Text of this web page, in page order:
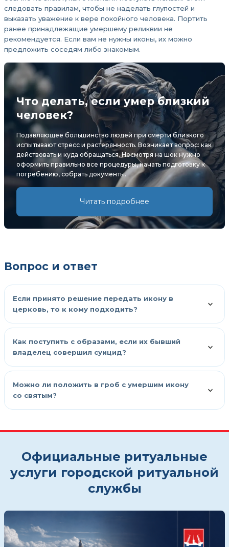
следовать правилам, чтобы не наделать глупостей и
выказать уважение к вере покойного человека. Портить
ранее принадлежащие умершему реликвии не
рекомендуется. Если вам не нужны иконы, их можно
предложить соседям либо знакомым.
Что делать, если умер близкий
человек?
Подавляющее большинство людей при смерти близкого
испытывают стресс и растерянность. Возникает вопрос: как
действовать и куда обращаться. Несмотря на шок нужно
оформить правильно все процедуры, начать подготовку к
погребению, собрать документы.
Читать подробнее
Вопрос и ответ
Если принято решение передать икону в
церковь, то к кому подходить?
Как поступить с образами, если их бывший
владелец совершил суицид?
Можно ли положить в гроб с умершим икону
со святым?
Официальные ритуальные
услуги городской ритуальной
службы